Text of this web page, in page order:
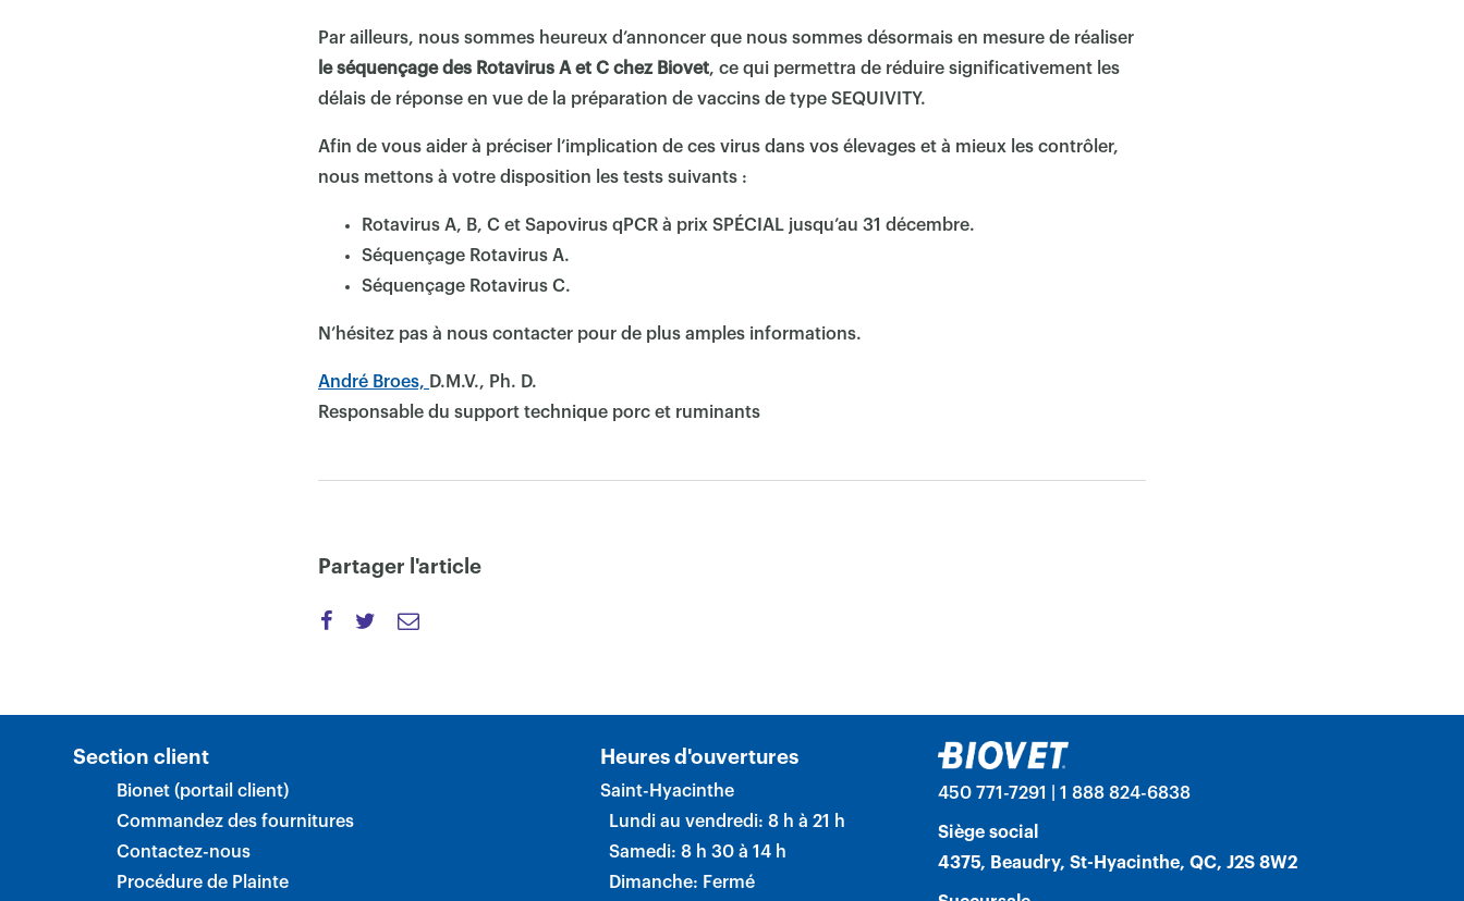
Par ailleurs, nous sommes heureux d’annoncer que nous sommes désormais en mesure de réaliser
le séquençage des Rotavirus A et C chez Biovet, ce qui permettra de réduire significativement les
délais de réponse en vue de la préparation de vaccins de type SEQUIVITY.
Afin de vous aider à préciser l’implication de ces virus dans vos élevages et à mieux les contrôler,
nous mettons à votre disposition les tests suivants :
Rotavirus A, B, C et Sapovirus qPCR à prix SPÉCIAL jusqu’au 31 décembre.
Séquençage Rotavirus A.
Séquençage Rotavirus C.
N’hésitez pas à nous contacter pour de plus amples informations.
André Broes, D.M.V., Ph. D.
Responsable du support technique porc et ruminants
Partager l'article
Section client
Bionet (portail client)
Commandez des fournitures
Contactez-nous
Procédure de Plainte
Heures d'ouvertures
Saint-Hyacinthe
Lundi au vendredi: 8 h à 21 h
Samedi: 8 h 30 à 14 h
Dimanche: Fermé
450 771-7291 | 1 888 824-6838
Siège social
4375, Beaudry, St-Hyacinthe, QC, J2S 8W2